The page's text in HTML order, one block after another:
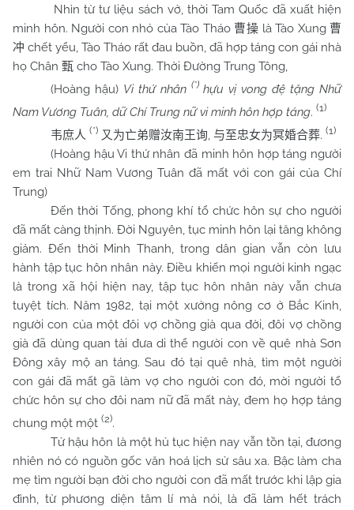
Nhìn từ tư liệu sách vở, thời Tam Quốc đã xuất hiện
minh hôn. Người con nhỏ của Tào Tháo 曹操 là Tào Xung 曹
冲 chết yểu, Tào Tháo rất đau buồn, đã hợp táng con gái nhà
họ Chân 甄 cho Tào Xung. Thời Đường Trung Tông,
(Hoàng hậu) Vi thứ nhân (*)hựu vị vong đệ tặng Nhữ
Nam Vương Tuân, dữ Chí Trung nữ vi minh hôn hợp táng. (1)
韦庶人 (*) 又 为亡弟赠汝南王询, 与至忠女为冥婚合葬. (1)
(Hoàng hậu Vi thứ nhân đã minh hôn hợp táng người
em trai Nhữ Nam Vương Tuân đã mất với con gái của Chí
Trung)
Đến thời Tống, phong khí tổ chức hôn sự cho người
đã mất càng thịnh. Đời Nguyên, tục minh hôn lại tăng không
giảm. Đến thời Minh Thanh, trong dân gian vẫn còn lưu
hành tập tục hôn nhân này. Điều khiến mọi người kinh ngạc
là trong xã hội hiện nay, tập tục hôn nhân này vẫn chưa
tuyệt tích. Năm 1982, tại một xưởng nông cơ ở Bắc Kinh,
người con của một đôi vợ chồng già qua đời, đôi vợ chồng
già đã dùng quan tài đưa di thể người con về quê nhà Sơn
Đông xây mộ an táng. Sau đó tại quê nhà, tìm một người
con gái đã mất gã làm vợ cho người con đó, mời người tổ
chức hôn sự cho đôi nam nữ đã mất này, đem họ hợp táng
chung một một (2).
Tử hậu hôn là một hủ tục hiện nay vẫn tồn tại, đương
nhiên nó có nguồn gốc văn hoá lịch sử sâu xa. Bậc làm cha
mẹ tìm người bạn đời cho người con đã mất trước khi lập gia
đình, từ phương diện tâm lí mà nói, là đã làm hết trách